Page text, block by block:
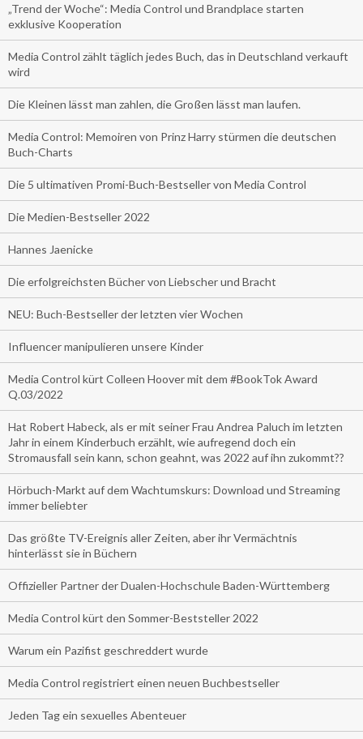
„Trend der Woche“: Media Control und Brandplace starten
exklusive Kooperation
Media Control zählt täglich jedes Buch, das in Deutschland verkauft
wird
Die Kleinen lässt man zahlen, die Großen lässt man laufen.
Media Control: Memoiren von Prinz Harry stürmen die deutschen
Buch-Charts
Die 5 ultimativen Promi-Buch-Bestseller von Media Control
Die Medien-Bestseller 2022
Hannes Jaenicke
Die erfolgreichsten Bücher von Liebscher und Bracht
NEU: Buch-Bestseller der letzten vier Wochen
Influencer manipulieren unsere Kinder
Media Control kürt Colleen Hoover mit dem #BookTok Award
Q.03/2022
Hat Robert Habeck, als er mit seiner Frau Andrea Paluch im letzten
Jahr in einem Kinderbuch erzählt, wie aufregend doch ein
Stromausfall sein kann, schon geahnt, was 2022 auf ihn zukommt??
Hörbuch-Markt auf dem Wachtumskurs: Download und Streaming
immer beliebter
Das größte TV-Ereignis aller Zeiten, aber ihr Vermächtnis
hinterlässt sie in Büchern
Offizieller Partner der Dualen-Hochschule Baden-Württemberg
Media Control kürt den Sommer-Beststeller 2022
Warum ein Pazifist geschreddert wurde
Media Control registriert einen neuen Buchbestseller
Jeden Tag ein sexuelles Abenteuer